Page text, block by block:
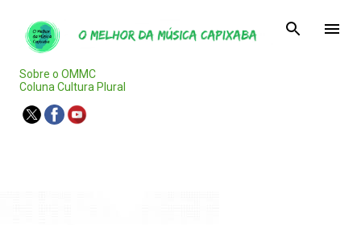
Sobre o OMMC
Coluna Cultura Plural